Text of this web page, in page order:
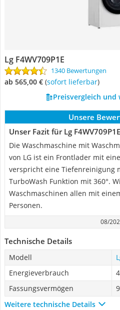
Lg F4WV709P1E
1340 Bewertungen
ab 565,00 € ( Sofort lieferbar)
Preisvergleich und
Unsere
Unser Fazit für Lg
Die Waschmaschine mit
von LG ist ein Frontlader mit
verspricht eine Tiefenreinigung
TurboWash Funktion mit 360°.
Waschmaschinen allen mit
Personen.
08/
Technische Details
Modell
Energieverbrauch
Fassungsvermögen
Weitere technische Details